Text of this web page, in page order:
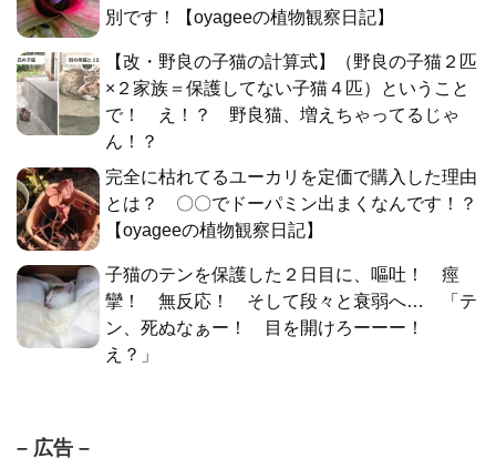
別です！【oyageeの植物観察日記】
【改・野良の子猫の計算式】（野良の子猫２匹
×２家族＝保護してない子猫４匹）ということ
で！ え！？ 野良猫、増えちゃってるじゃ
ん！？
完全に枯れてるユーカリを定価で購入した理由
とは？ 〇〇でドーパミン出まくなんです！？
【oyageeの植物観察日記】
子猫のテンを保護した２日目に、嘔吐！ 痙
攣！ 無反応！ そして段々と衰弱へ… 「テ
ン、死ぬなぁー！ 目を開けろーーー！
え？」
– 広告 –